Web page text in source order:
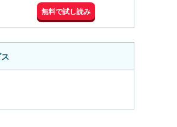
無料で試し読み